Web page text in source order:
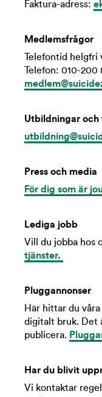
Faktura-adress:
Medlemsfrågor
Telefontid helgfri
Telefon: 010-200
Utbildningar och
Press och media
För dig som är
Lediga jobb
Vill du jobba hos
tjänster.
Pluggannonser
Här hittar du
digitalt bruk. Det
publicera.
Har du blivit
Vi kontaktar